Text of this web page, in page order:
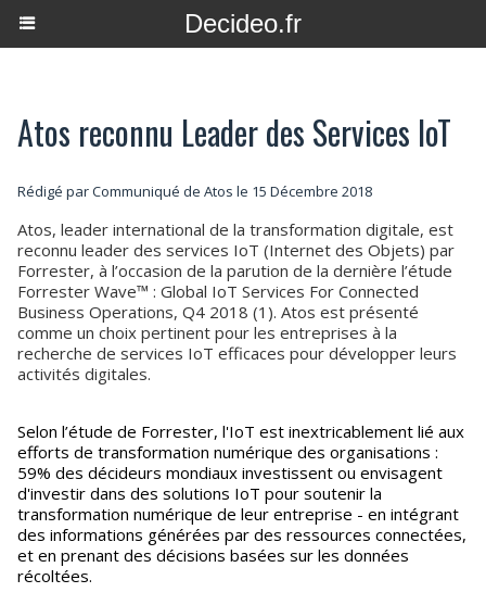
Decideo.fr
Atos reconnu Leader des Services IoT
Rédigé par Communiqué de Atos le 15 Décembre 2018
Atos, leader international de la transformation digitale, est
reconnu leader des services IoT (Internet des Objets) par
Forrester, à l’occasion de la parution de la dernière l’étude
Forrester Wave™ : Global IoT Services For Connected
Business Operations, Q4 2018 (1). Atos est présenté
comme un choix pertinent pour les entreprises à la
recherche de services IoT efficaces pour développer leurs
activités digitales.
Selon l’étude de Forrester, l'IoT est inextricablement lié aux
efforts de transformation numérique des organisations :
59% des décideurs mondiaux investissent ou envisagent
d'investir dans des solutions IoT pour soutenir la
transformation numérique de leur entreprise - en intégrant
des informations générées par des ressources connectées,
et en prenant des décisions basées sur les données
récoltées.